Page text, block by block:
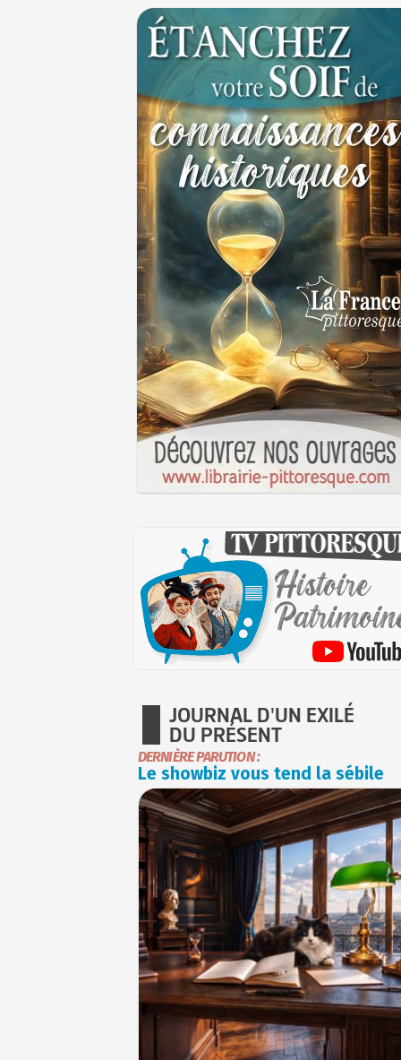
JOURNAL D'UN EXILÉ
DU PRÉSENT
DERNIÈRE PARUTION :
Le showbiz vous tend la sébile